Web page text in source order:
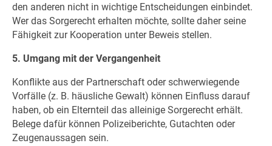
den anderen nicht in wichtige Entscheidungen einbindet.
Wer das Sorgerecht erhalten möchte, sollte daher seine
Fähigkeit zur Kooperation unter Beweis stellen.
5. Umgang mit der Vergangenheit
Konflikte aus der Partnerschaft oder schwerwiegende
Vorfälle (z. B. häusliche Gewalt) können Einfluss darauf
haben, ob ein Elternteil das alleinige Sorgerecht erhält.
Belege dafür können Polizeiberichte, Gutachten oder
Zeugenaussagen sein.